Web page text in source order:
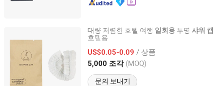
대량 저렴한 호텔 여행 일회용 투명 샤워 캡
호텔용
US$0.05-0.09 / 상품
5,000 조각 (MOQ)
문의 보내기
Jiangsu Leju Cosmetics Co., Ltd.
Jiangsu, China 이후 2025